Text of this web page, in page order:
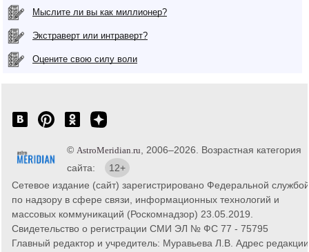
Мыслите ли вы как миллионер?
Экстраверт или интраверт?
Оцените свою силу воли
© AstroMeridian.ru , 2006–2026. Возрастная категория
сайта:
12+
Сетевое издание (сайт) зарегистрировано Федеральной службой
по надзору в сфере связи, информационных технологий и
массовых коммуникаций (Роскомнадзор) 23.05.2019.
Свидетельство о регистрации СМИ ЭЛ № ФС 77 - 75795
Главный редактор и учредитель: Муравьева Л.В. Адрес